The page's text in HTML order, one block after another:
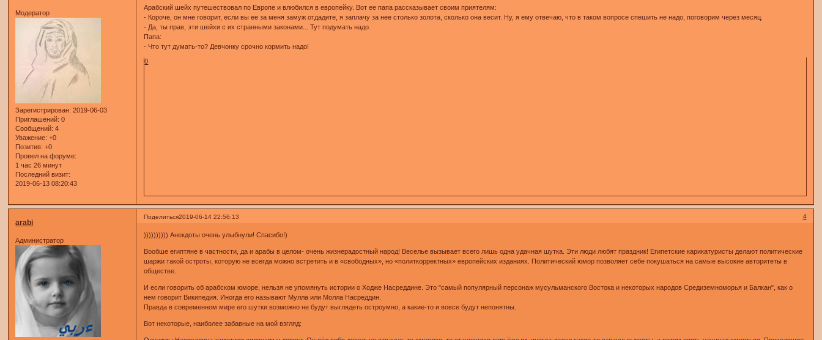
Модератор
Зарегистрирован: 2019-06-03
Приглашений: 0
Сообщений: 4
Уважение: +0
Позитив: +0
Провел на форуме:
1 час 26 минут
Последний визит:
2019-06-13 08:20:43
Арабский шейх путешествовал по Европе и влюбился в европейку. Вот ее папа рассказывает своим приятелям:
- Короче, он мне говорит, если вы ее за меня замуж отдадите, я заплачу за нее столько золота, сколько она весит. Ну, я ему отвечаю, что в таком вопросе спешить не надо, поговорим через месяц.
- Да, ты прав, эти шейхи с их странными законами... Тут подумать надо.
Папа:
- Что тут думать-то? Девчонку срочно кормить надо!
0
Поделиться 4
2019-06-14 22:56:13
arabi
Администратор
)))))))))) Анекдоты очень улыбнули! Спасибо!)
Вообше египтяне в частности, да и арабы в целом- очень жизнерадостный народ! Веселье вызывает всего лишь одна удачная шутка. Эти люди любят праздник! Египетские карикатуристы делают политические
шаржи такой остроты, которую не всегда можно встретить и в «свободных», но «политкорректных » европейских изданиях. Политический юмор позволяет себе покушаться на самые высокие авторитеты в
обществе.
И если говорить об арабском юморе, нельзя не упомянуть истории о Ходже Насреддине. Это "самый популярный персонаж мусульманского Востока и некоторых народов Средиземноморья и Балкан", как о
нем говорит Википедия . Иногда его называют Мулла или Молла Насреддин.
Правда в современном мире его шутки возможно не будут выглядеть остроумно, а какие-то и вовсе будут непонятны.
Вот некоторые, наиболее забавные на мой взгляд: